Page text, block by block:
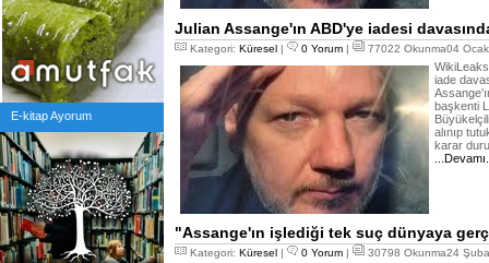
E-kitap Ayorum
Julian Assange'ın ABD'ye iadesi
Kategori: Küresel | 0 Yorum | 77022 Okunma04
iade
başkenti
alınıp
karar
"Assange'ın işlediği tek suç dünyaya
Kategori: Küresel | 0 Yorum | 30798 Okunma24